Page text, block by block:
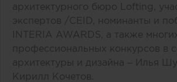
архитектурного бюро Lofting,
экспертов /CEID, номинанты и
INTERIA AWARDS, а также
профессиональных конкурсов в
архитектуры и дизайна – Илья
Кирилл Кочетов.